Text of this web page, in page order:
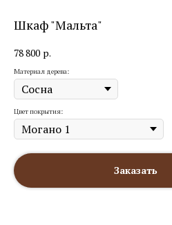
Шкаф "Мальта"
78 800 р.
Материал дерева:
Цвет покрытия:
Заказать